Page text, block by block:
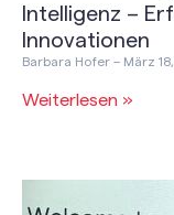
Intelligenz –
Innovationen
Barbara Hofer März
Weiterlesen »